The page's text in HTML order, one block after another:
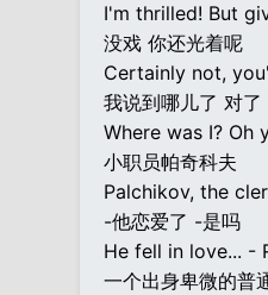
I'm thrilled! But
没戏 你还光着呢
Certainly not,
我说到哪儿了 对了
Where was I? Oh
小职员帕奇科夫
Palchikov, the
-他恋爱了 -是吗
He fell in love... -
一个出身卑微的普